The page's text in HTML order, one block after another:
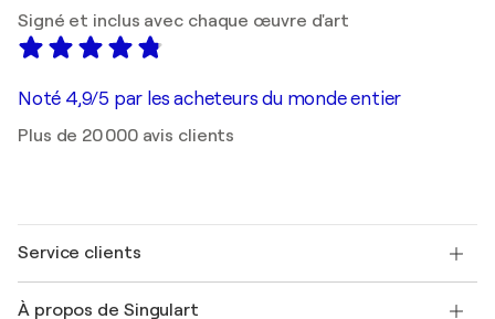
Signé et inclus avec chaque œuvre d'art
Noté 4,9/5 par les acheteurs du monde entier
Plus de 20 000 avis clients
Service clients
Expédition
À propos de Singulart